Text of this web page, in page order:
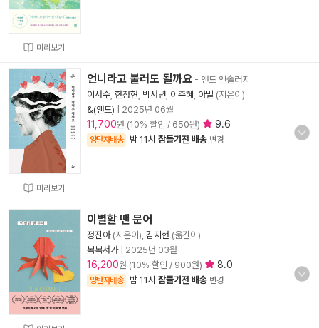
미리보기
미리보기
언니라고 불러도 될까요 - 앤드 엔솔러지
이서수 한정현 박서련 이주혜 아밀 (지은이)
&(앤드)
2025년 06월
11,700원 (10% 할인 / 650원) 9.6
양탄자배송 밤 11시 잠들기전 배송 변경
이별할 땐 문어
정진아(지은이), 김지현 (옮긴이)
복복서가| 2025년 03월
16,200원 (10% 할인 / 900원) 8.0
양탄자배송 밤 11시 잠들기전 배송 변경